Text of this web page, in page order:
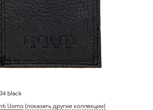
black
Uomo (показать другие коллекции)